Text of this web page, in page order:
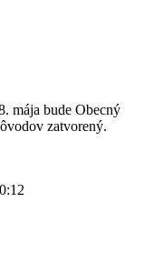
mája bude Obecný
zatvorený.